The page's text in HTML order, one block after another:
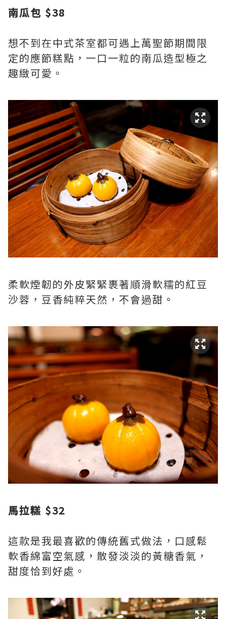
南瓜包 $38
想不到在中式茶室都可遇上萬聖節期間限
定的應節糕點，一口一粒的南瓜造型極之
趣緻可愛。
柔軟煙韌的外皮緊緊裹著順滑軟糯的紅豆
沙蓉，豆香純粹天然，不會過甜。
馬拉糕 $32
這款是我最喜歡的傳統舊式做法，口感鬆
軟香綿富空氣感，散發淡淡的黃糖香氣，
甜度恰到好處。